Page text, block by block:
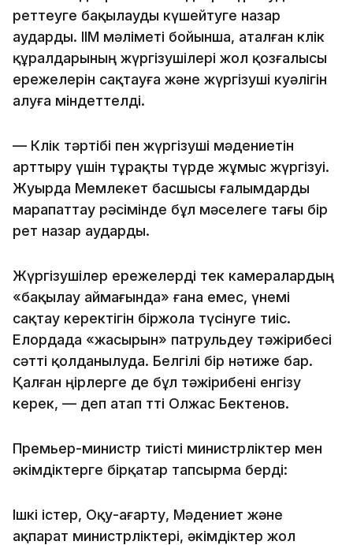
реттеуге бақылауды күшейтуге назар
аударды. ІІМ мәліметі бойынша, аталған көлік
құралдарының жүргізушілері жол қозғалысы
ережелерін сақтауға және жүргізуші куәлігін
алуға міндеттелді.
— Көлік тәртібі пен жүргізуші мәдениетін
арттыру үшін тұрақты түрде жұмыс жүргізуі.
Жуырда Мемлекет басшысы ғалымдарды
марапаттау рәсімінде бұл мәселеге тағы бір
рет назар аударды.
Жүргізушілер ережелерді тек камералардың
«бақылау аймағында» ғана емес, үнемі
сақтау керектігін біржола түсінуге тиіс.
Елордада «жасырын» патрульдеу тәжірибесі
сәтті қолданылуда. Белгілі бір нәтиже бар.
Қалған өңірлерге де бұл тәжірибені енгізу
керек, — деп атап өтті Олжас Бектенов.
Премьер-министр тиісті министрліктер мен
әкімдіктерге бірқатар тапсырма берді:
Ішкі істер, Оқу-ағарту, Мәдениет және
ақпарат министрліктері, әкімдіктер жол